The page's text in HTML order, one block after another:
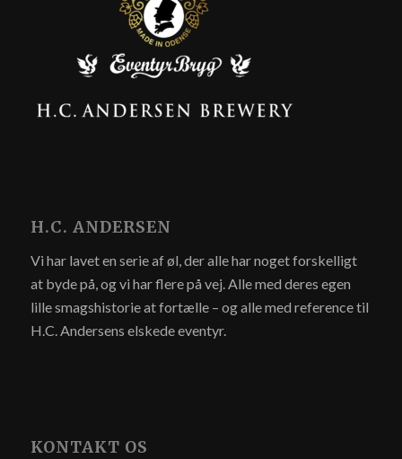
H.C. ANDERSEN
Vi har lavet en serie af øl, der alle har noget forskelligt
at byde på, og vi har flere på vej. Alle med deres egen
lille smagshistorie at fortælle – og alle med reference til
H.C. Andersens elskede eventyr.
KONTAKT OS